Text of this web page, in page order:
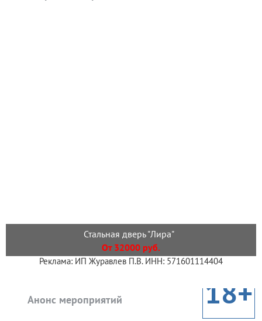
Стальная дверь "Лира"
От 32000 руб.
Реклама: ИП Журавлев П.В. ИНН: 571601114404
Анонс мероприятий 18+